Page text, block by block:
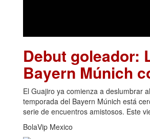
Debut goleador:
Bayern Múnich
El Guajiro ya comienza a deslumbrar
temporada del Bayern Múnich está
serie de encuentros amistosos. Este
BolaVip Mexico